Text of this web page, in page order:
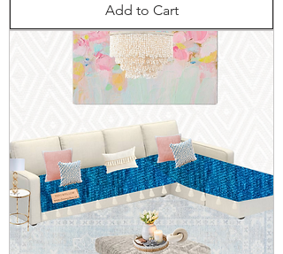
Add to Cart